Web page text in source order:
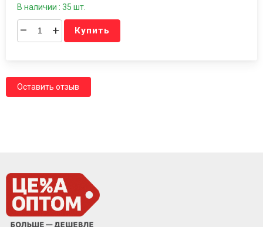
В наличии : 35 шт.
– + Купить
Оставить отзыв